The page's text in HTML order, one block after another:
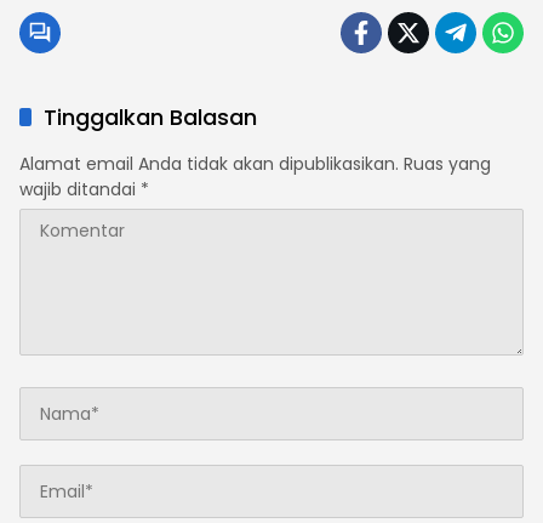
Tinggalkan Balasan
Alamat email Anda tidak akan dipublikasikan. Ruas yang
wajib ditandai *